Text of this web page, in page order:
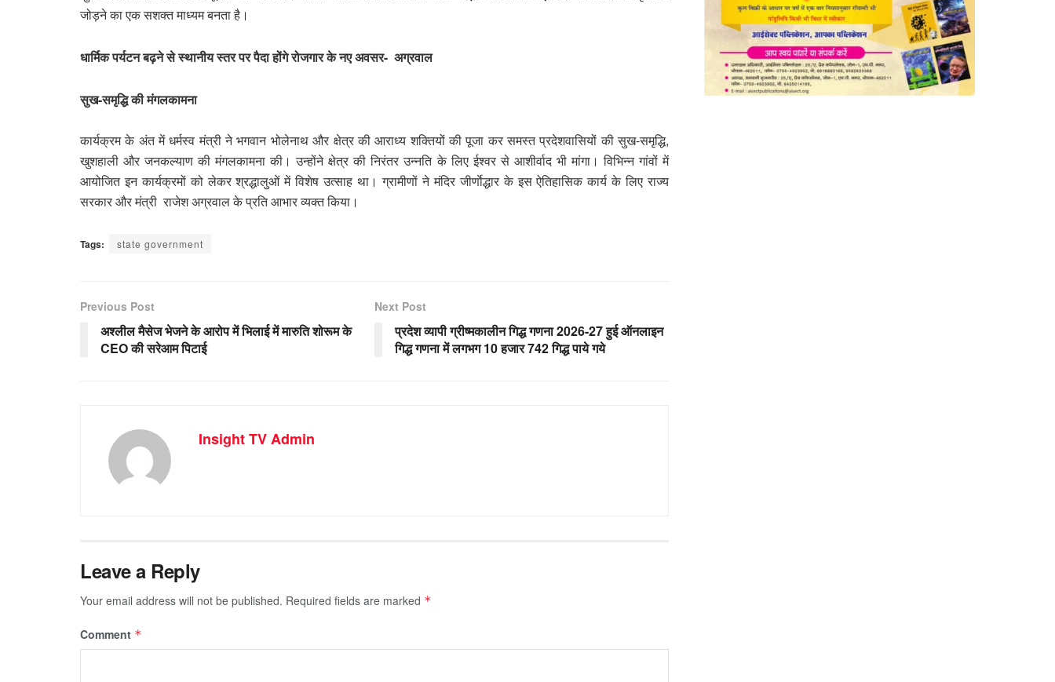
जोड़ने का एक सशक्त माध्यम बनता है।
धार्मिक पर्यटन बढ़ने से स्थानीय स्तर पर पैदा होंगे रोजगार के नए अवसर- अग्रवाल
सुख-समृद्धि की मंगलकामना
कार्यक्रम के अंत में धर्मस्व मंत्री ने भगवान भोलेनाथ और क्षेत्र की आराध्य शक्तियों की पूजा कर समस्त प्रदेशवासियों की सुख-समृद्धि,
खुशहाली और जनकल्याण की मंगलकामना की। उन्होंने क्षेत्र की निरंतर उन्नति के लिए ईश्वर से आशीर्वाद भी मांगा। विभिन्न गांवों में
आयोजित इन कार्यक्रमों को लेकर श्रद्धालुओं में विशेष उत्साह था। ग्रामीणों ने मंदिर जीर्णाेद्धार के इस ऐतिहासिक कार्य के लिए राज्य
सरकार और मंत्री राजेश अग्रवाल के प्रति आभार व्यक्त किया।
Tags: state government
Previous Post
अश्लील मैसेज भेजने के आरोप में भिलाई में मारुति शोरूम के
CEO की सरेआम पिटाई
Next Post
प्रदेश व्यापी ग्रीष्मकालीन गिद्ध गणना 2026-27 हुई ऑनलाइन
गिद्ध गणना में लगभग 10 हजार 742 गिद्ध पाये गये
Insight TV Admin
Leave a Reply
Your email address will not be published. Required fields are marked *
Comment *